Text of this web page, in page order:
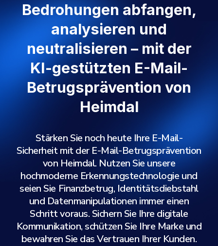
Bedrohungen abfangen,
analysieren und
neutralisieren – mit der
KI-gestützten E-Mail-
Betrugsprävention von
Heimdal
Stärken Sie noch heute Ihre E-Mail-
Sicherheit mit der E-Mail-Betrugsprävention
von Heimdal. Nutzen Sie unsere
hochmoderne Erkennungstechnologie und
seien Sie Finanzbetrug, Identitätsdiebstahl
und Datenmanipulationen immer einen
Schritt voraus. Sichern Sie Ihre digitale
Kommunikation, schützen Sie Ihre Marke und
bewahren Sie das Vertrauen Ihrer Kunden.